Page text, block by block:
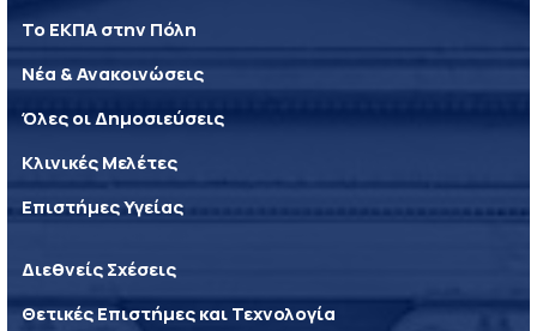
Το ΕΚΠΑ στην Πόλη
Νέα & Ανακοινώσεις
Όλες οι Δημοσιεύσεις
Κλινικές Μελέτες
Επιστήμες Υγείας
Διεθνείς Σχέσεις
Θετικές Επιστήμες και Τεχνολογία